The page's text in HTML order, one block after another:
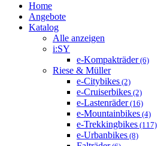
Home
Angebote
Katalog
Alle anzeigen
i:SY
e-Kompakträder(6)
Riese & Müller
e-Citybikes (2)
e-Cruiserbikes (2)
e-Lastenräder(16)
e-Mountainbikes (4)
e-Trekkingbikes (117)
e-Urbanbikes (8)